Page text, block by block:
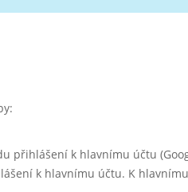
k hlavnímu účtu
k hlavnímu účtu. K